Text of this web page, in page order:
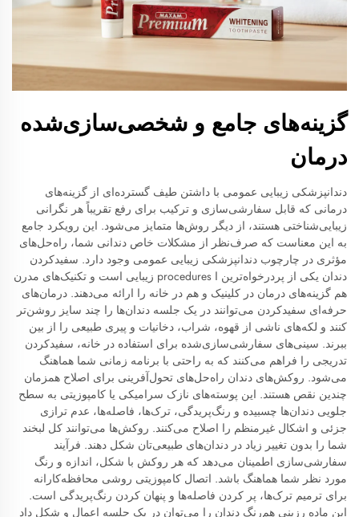
گزینه‌های جامع و شخصی‌سازی‌شده
درمان
دندانپزشکی زیبایی عمومی با داشتن طیف گسترده‌ای از گزینه‌های
درمانی که قابل سفارشی‌سازی و ترکیب برای رفع تقریباً هر نگرانی
زیبایی‌شناختی هستند، از دیگر روش‌ها متمایز می‌شود. این رویکرد جامع
به این معناست که صرف‌نظر از مشکلات خاص دندانی شما، راه‌حل‌های
مؤثری در چارچوب دندانپزشکی زیبایی عمومی وجود دارد. سفیدکردن
دندان یکی از پردرخواه‌ترین ا procedures زیبایی است و تکنیک‌های مدرن
هم گزینه‌های درمان در کلینیک و هم در خانه را ارائه می‌دهند. درمان‌های
حرفه‌ای سفیدکردن می‌توانند در یک جلسه دندان‌ها را چند سایز روشن‌تر
کنند و لکه‌های ناشی از قهوه، شراب، دخانیات و پیری طبیعی را از بین
ببرند. سینی‌های سفارشی‌سازی‌شده برای استفاده در خانه، سفیدکردن
تدریجی را فراهم می‌کنند که به راحتی با برنامه زمانی شما هماهنگ
می‌شود. روکش‌های دندان راه‌حل‌های تحول‌آفرینی برای اصلاح همزمان
چندین نقص هستند. این پوسته‌های نازک سرامیکی یا کامپوزیتی به سطح
جلویی دندان‌ها چسبیده و رنگ‌پریدگی، ترک‌ها، فاصله‌ها، عدم ترازی
جزئی و اشکال غیرمنظم را اصلاح می‌کنند. روکش‌ها می‌توانند کل لبخند
شما را بدون تغییر زیاد در دندان‌های طبیعی‌تان شکل دهند. فرآیند
سفارشی‌سازی اطمینان می‌دهد که هر روکش با شکل، اندازه و رنگ
مورد نظر شما هماهنگ باشد. اتصال کامپوزیتی روشی محافظه‌کارانه
برای ترمیم ترک‌ها، پر کردن فاصله‌ها و پنهان کردن رنگ‌پریدگی است.
این ماده رزینی هم‌رنگ دندان را می‌توان در یک جلسه اعمال و شکل داد